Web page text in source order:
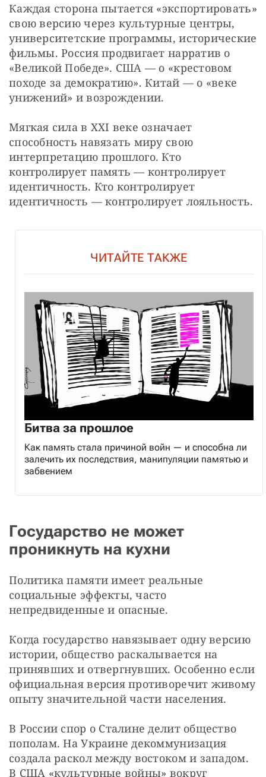
Каждая сторона пытается «экспортировать»
свою версию через культурные центры,
университетские программы, исторические
фильмы. Россия продвигает нарратив о
«Великой Победе». США — о «крестовом
походе за демократию». Китай — о «веке
унижений» и возрождении.
Мягкая сила в XXI веке означает
способность навязать миру свою
интерпретацию прошлого. Кто
контролирует память — контролирует
идентичность. Кто контролирует
идентичность — контролирует лояльность.
ЧИТАЙТЕ ТАКЖЕ
Битва за прошлое
Как память стала причиной войн — и способна ли
залечить их последствия, манипуляции памятью и
забвением
Государство не может
проникнуть на кухни
Политика памяти имеет реальные
социальные эффекты, часто
непредвиденные и опасные.
Когда государство навязывает одну версию
истории, общество раскалывается на
принявших и отвергнувших. Особенно если
официальная версия противоречит живому
опыту значительной части населения.
В России спор о Сталине делит общество
пополам. На Украине декоммунизация
создала раскол между востоком и западом.
В США «культурные войны» вокруг